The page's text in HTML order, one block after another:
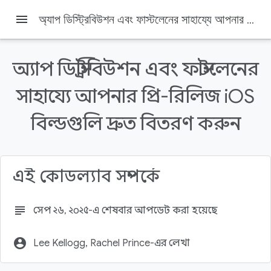
Firebase Firebase Codelabs
এই পৃষ্ঠায় যা যা আছে
তুমি কি শিখবে
তোমার যা লাগবে
ফাস্টলেন সেট আপ করুন
menu অ্যাপ ডিস্ট্রিবিউশন এবং ফাস্টলেনের সাহায্যে আপনার প্রি-রিলিজ iOS বিল্ডগুলি দ্রুত বিতরণ করুন
অ্যাপ ডিস্ট্রিবিউশন এবং ফাস্টলেনের
সাহায্যে আপনার প্রি-রিলিজ iOS
বিল্ডগুলি দ্রুত বিতরণ করুন
এই কোডল্যাব সম্পর্কে
subject সেপ ২৬, ২০২৫-এ শেষবার আপডেট করা হয়েছে
account_circle Lee Kellogg, Rachel Prince-এর লেখা